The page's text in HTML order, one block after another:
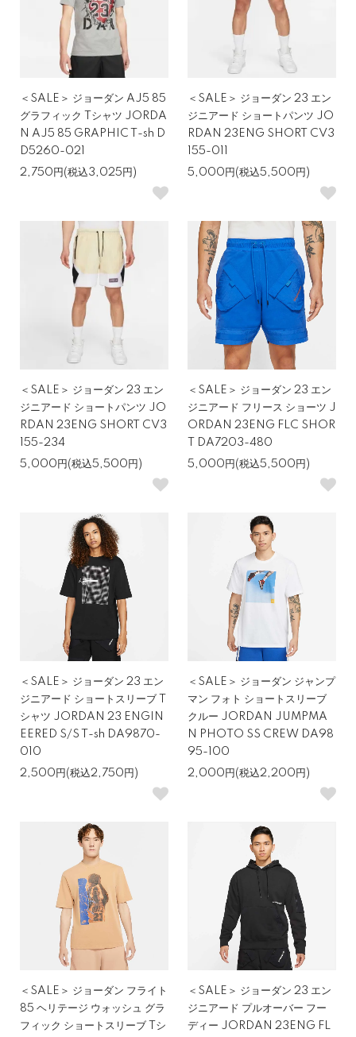
＜SALE＞ ジョーダン AJ5 85
グラフィック Tシャツ JORDA
N AJ5 85 GRAPHIC T-sh D
D5260-021
2,750円(税込3,025円)
＜SALE＞ ジョーダン 23 エン
ジニアード ショートパンツ JO
RDAN 23ENG SHORT CV3
155-011
5,000円(税込5,500円)
＜SALE＞ ジョーダン 23 エン
ジニアード ショートパンツ JO
RDAN 23ENG SHORT CV3
155-234
5,000円(税込5,500円)
＜SALE＞ ジョーダン 23 エン
ジニアード フリース ショーツ J
ORDAN 23ENG FLC SHOR
T DA7203-480
5,000円(税込5,500円)
＜SALE＞ ジョーダン 23 エン
ジニアード ショートスリーブ T
シャツ JORDAN 23 ENGIN
EERED S/S T-sh DA9870-
010
2,500円(税込2,750円)
＜SALE＞ ジョーダン ジャンプ
マン フォト ショートスリーブ
クルー JORDAN JUMPMA
N PHOTO SS CREW DA98
95-100
2,000円(税込2,200円)
＜SALE＞ ジョーダン フライト
85 ヘリテージ ウォッシュ グラ
フィック ショートスリーブ Tシ
＜SALE＞ ジョーダン 23 エン
ジニアード プルオーバー フー
ディー JORDAN 23ENG FL